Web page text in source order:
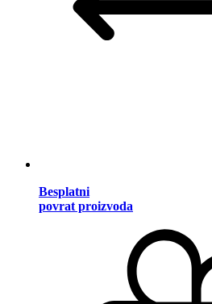
Besplatni
povrat proizvoda